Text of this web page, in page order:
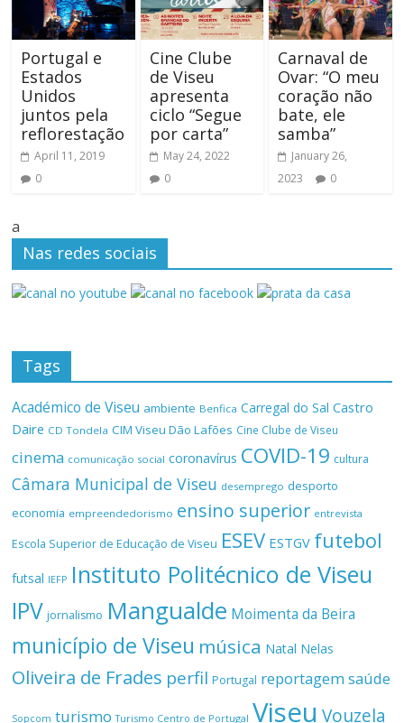
Portugal e
Estados
Unidos
juntos pela
reflorestação
April 11, 2019
0
Cine Clube
de Viseu
apresenta
ciclo “Segue
por carta”
May 24, 2022
0
Carnaval de
Ovar: “O meu
coração não
bate, ele
samba”
January 26,
2023
0
a
Nas redes sociais
Tags
Académico de Viseu ambiente Benfica Carregal do Sal Castro
Daire CD Tondela CIM Viseu Dão Lafões Cine Clube de Viseu
cinema comunicação social coronavírus COVID-19 cultura
Câmara Municipal de Viseu desemprego desporto
economia empreendedorismo ensino superior entrevista
Escola Superior de Educação de Viseu ESEV ESTGV futebol
futsal IEFP Instituto Politécnico de Viseu
IPV jornalismo Mangualde Moimenta da Beira
município de Viseu música Natal Nelas
Oliveira de Frades perfil Portugal reportagemsaúde
Sopcom turismo Turismo Centro de Portugal Viseu Vouzela